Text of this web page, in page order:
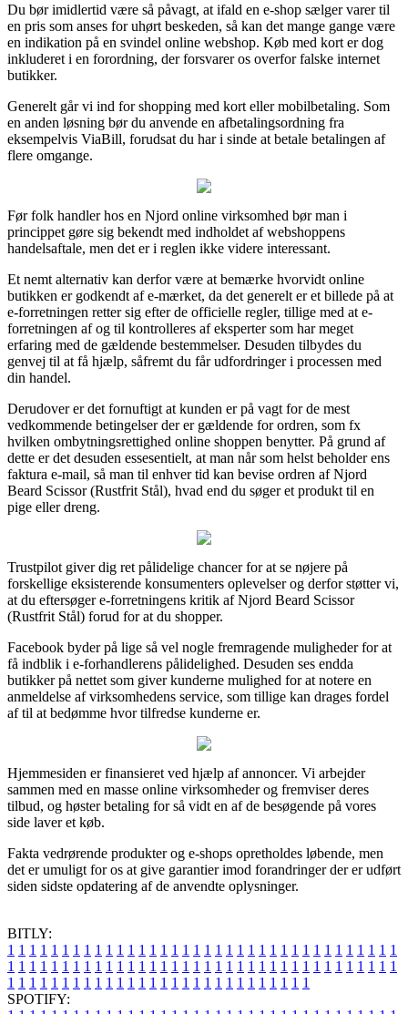
Du bør imidlertid være så påvagt, at ifald en e-shop sælger varer til
en pris som anses for uhørt beskeden, så kan det mange gange være
en indikation på en svindel online webshop. Køb med kort er dog
inkluderet i en forordning, der forsvarer os overfor falske internet
butikker.
Generelt går vi ind for shopping med kort eller mobilbetaling. Som
en anden løsning bør du anvende en afbetalingsordning fra
eksempelvis ViaBill, forudsat du har i sinde at betale betalingen af
flere omgange.
Før folk handler hos en Njord online virksomhed bør man i
princippet gøre sig bekendt med indholdet af webshoppens
handelsaftale, men det er i reglen ikke videre interessant.
Et nemt alternativ kan derfor være at bemærke hvorvidt online
butikken er godkendt af e-mærket, da det generelt er et billede på at
e-forretningen retter sig efter de officielle regler, tillige med at e-
forretningen af og til kontrolleres af eksperter som har meget
erfaring med de gældende bestemmelser. Desuden tilbydes du
genvej til at få hjælp, såfremt du får udfordringer i processen med
din handel.
Derudover er det fornuftigt at kunden er på vagt for de mest
vedkommende betingelser der er gældende for ordren, som fx
hvilken ombytningsrettighed online shoppen benytter. På grund af
dette er det desuden essesentielt, at man når som helst beholder ens
faktura e-mail, så man til enhver tid kan bevise ordren af Njord
Beard Scissor (Rustfrit Stål), hvad end du søger et produkt til en
pige eller dreng.
Trustpilot giver dig ret pålidelige chancer for at se nøjere på
forskellige eksisterende konsumenters oplevelser og derfor støtter vi,
at du eftersøger e-forretningens kritik af Njord Beard Scissor
(Rustfrit Stål) forud for at du shopper.
Facebook byder på lige så vel nogle fremragende muligheder for at
få indblik i e-forhandlerens pålidelighed. Desuden ses endda
butikker på nettet som giver kunderne mulighed for at notere en
anmeldelse af virksomhedens service, som tillige kan drages fordel
af til at bedømme hvor tilfredse kunderne er.
Hjemmesiden er finansieret ved hjælp af annoncer. Vi arbejder
sammen med en masse online virksomheder og fremviser deres
tilbud, og høster betaling for så vidt en af de besøgende på vores
side laver et køb.
Fakta vedrørende produkter og e-shops opretholdes løbende, men
det er umuligt for os at give garantier imod forandringer der er udført
siden sidste opdatering af de anvendte oplysninger.
BITLY:
1 1 1 1 1 1 1 1 1 1 1 1 1 1 1 1 1 1 1 1 1 1 1 1 1 1 1 1 1 1 1 1 1 1 1 1
1 1 1 1 1 1 1 1 1 1 1 1 1 1 1 1 1 1 1 1 1 1 1 1 1 1 1 1 1 1 1 1 1 1 1 1
1 1 1 1 1 1 1 1 1 1 1 1 1 1 1 1 1 1 1 1 1 1 1 1 1 1 1 1
SPOTIFY: